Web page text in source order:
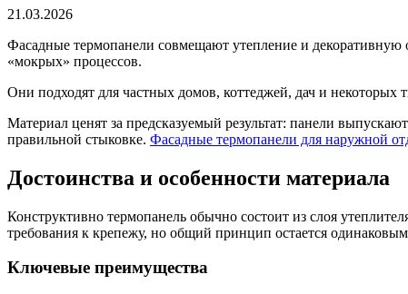
21.03.2026
Фасадные термопанели совмещают утепление и
«мокрых» процессов.
Они подходят для частных домов, коттеджей, дач и некоторых
Материал ценят за предсказуемый результат: панели
правильной стыковке. Фасадные термопанели для наружной
Достоинства и особенности материала
Конструктивно термопанель обычно состоит из слоя
требования к крепежу, но общий принцип остается
Ключевые преимущества